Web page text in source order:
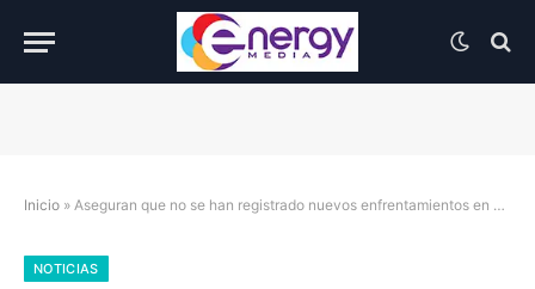
Inicio » Aseguran que no se han registrado nuevos enfrentamientos en San Luis Río Colorado
NOTICIAS